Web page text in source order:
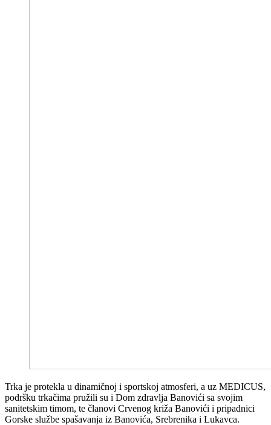
Trka je protekla u dinamičnoj i sportskoj atmosferi, a uz MEDICUS,
podršku trkačima pružili su i Dom zdravlja Banovići sa svojim
sanitetskim timom, te članovi Crvenog križa Banovići i pripadnici
Gorske službe spašavanja iz Banovića, Srebrenika i Lukavca.